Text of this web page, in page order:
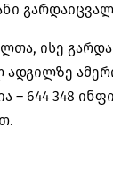
ისე
– 644 348